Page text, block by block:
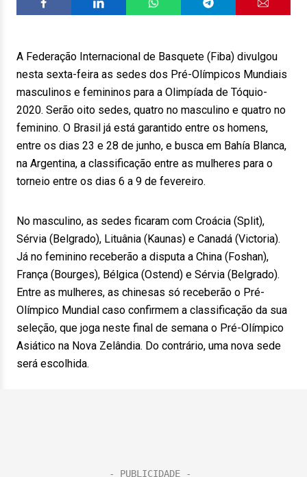
A Federação Internacional de Basquete (Fiba) divulgou
nesta sexta-feira as sedes dos Pré-Olímpicos Mundiais
masculinos e femininos para a Olimpíada de Tóquio-
2020. Serão oito sedes, quatro no masculino e quatro no
feminino. O Brasil já está garantido entre os homens,
entre os dias 23 e 28 de junho, e busca em Bahía Blanca,
na Argentina, a classificação entre as mulheres para o
torneio entre os dias 6 a 9 de fevereiro.
No masculino, as sedes ficaram com Croácia (Split),
Sérvia (Belgrado), Lituânia (Kaunas) e Canadá (Victoria).
Já no feminino receberão a disputa a China (Foshan),
França (Bourges), Bélgica (Ostend) e Sérvia (Belgrado).
Entre as mulheres, as chinesas só receberão o Pré-
Olímpico Mundial caso confirmem a classificação da sua
seleção, que joga neste final de semana o Pré-Olímpico
Asiático na Nova Zelândia. Do contrário, uma nova sede
será escolhida.